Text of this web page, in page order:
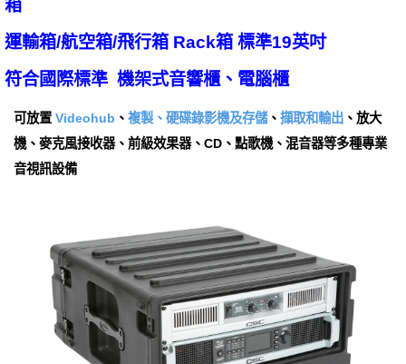
箱
運輸箱/航空箱/飛行箱 Rack箱 標準19英吋
符合國際標準 機架式音響櫃、電腦櫃
可放置 Videohub 、 複製、硬碟錄影機及存儲、 擷取和輸出 、放大
機、麥克風接收器、前級效果器、CD、點歌機、混音器等多種專業
音視訊設備